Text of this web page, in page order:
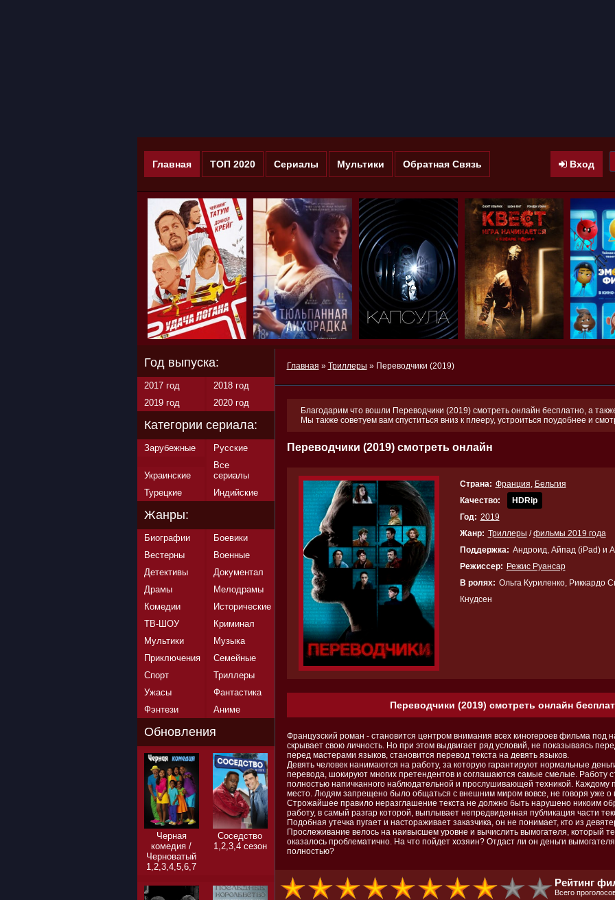
Главная ТОП 2020 Сериалы Мультики Обратная Связь Вход
Главная » Триллеры » Переводчики (2019)
Благодарим что вошли Переводчики (2019) смотреть онлайн бесплатно, а
Мы также советуем вам спуститься вниз к плееру, устроиться поудобнее и
Переводчики (2019) смотреть онлайн
Страна: Франция, Бельгия
Качество:
HDRip
Год: 2019
Жанр: Триллеры /фильмы 2019 года
Поддержка: Андроид, Айпад (iPad) и
Режиссер: Режис Руансар
В ролях: Ольга Куриленко, Риккардо
Кнудсен
Переводчики (2019) смотреть онлайн
Французский роман - становится центром внимания всех киногероев фильма под
скрывает свою личность. Но при этом выдвигает ряд условий, не показываясь
перед мастерами языков, становится перевод текста на девять языков.
Девять человек нанимаются на работу, за которую гарантируют нормальные
перевода, шокируют многих претендентов и соглашаются самые смелые. Работу
полностью напичканного наблюдательной и прослушивающей техникой. Каждому
место. Людям запрещено было общаться с внешним миром вовсе, не говоря уже о
Строжайшее правило неразглашение текста не должно быть нарушено никоим
работу, в самый разгар которой, выплывает непредвиденная публикация части
Подобная утечка пугает и настораживает заказчика, он не понимает, кто из
Прослеживание велось на наивысшем уровне и вычислить вымогателя, который
оказалось проблематично. На что пойдет хозяин? Отдаст ли он деньги
полностью?
Рейтинг
Всего
Год выпуска:
2017 год
2018 год
2019 год
2020 год
Категории сериала:
Зарубежные Русские
Украинские
Все
сериалы
Турецкие
Индийские
Жанры:
Биографии
Боевики
Вестерны
Военные
Детективы
Документал
Драмы
Мелодрамы
Комедии
Исторические
ТВ-ШОУ
Криминал
Мультики
Музыка
Приключения
Семейные
Спорт
Триллеры
Ужасы
Фантастика
Фэнтези
Аниме
Обновления
Черная
комедия /
Черноватый
1,2,3,4,5,6,7
Соседство
1,2,3,4 сезон